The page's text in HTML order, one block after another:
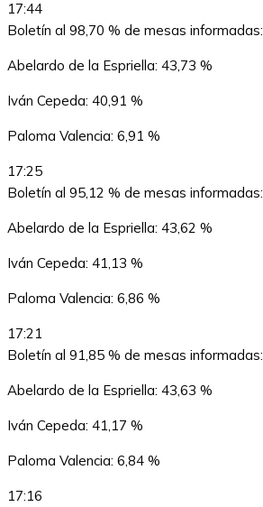
17:44
Boletín al 98,70 % de mesas informadas:
Abelardo de la Espriella: 43,73 %
Iván Cepeda: 40,91 %
Paloma Valencia: 6,91 %
17:25
Boletín al 95,12 % de mesas informadas:
Abelardo de la Espriella: 43,62 %
Iván Cepeda: 41,13 %
Paloma Valencia: 6,86 %
17:21
Boletín al 91,85 % de mesas informadas:
Abelardo de la Espriella: 43,63 %
Iván Cepeda: 41,17 %
Paloma Valencia: 6,84 %
17:16